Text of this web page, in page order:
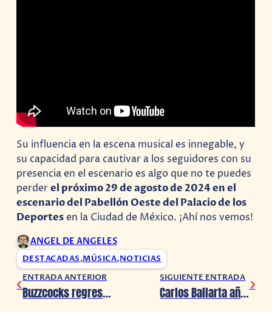
Su influencia en la escena musical es innegable, y
su capacidad para cautivar a los seguidores con su
presencia en el escenario es algo que no te puedes
perderel próximo 29 de agosto de 2024 en el
escenario del Pabellón Oeste del Palacio de los
Deportesen la Ciudad de México. ¡Ahí nos vemos!
ANGEL DE ANGELES
DESTACADAS,MÚSICA,NOTICIAS
ENTRADA ANTERIOR
Buzzcocks regresará a México en 2024
SIGUIENTE ENTRADA
Carlos Ballarta añade 2 fechas más a su gira ‘Tlatoani’